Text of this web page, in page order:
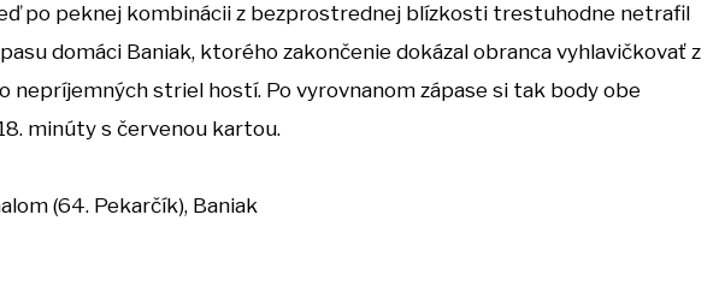
po peknej kombinácii z bezprostrednej blízkosti trestuhodne netrafil
domáci Baniak, ktorého zakončenie dokázal obranca vyhlavičkovať z
nepríjemných striel hostí. Po vyrovnanom zápase si tak body obe
minúty s červenou kartou.
(64. Pekarčík), Baniak